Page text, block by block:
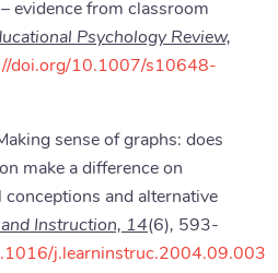
evidence from classroom
Psychology Review,
doi.org/10.1007/s10648-
sense of graphs: does
make a difference on
conceptions and alternative
Instruction, 14(6), 593-
j.learninstruc.2004.09.003